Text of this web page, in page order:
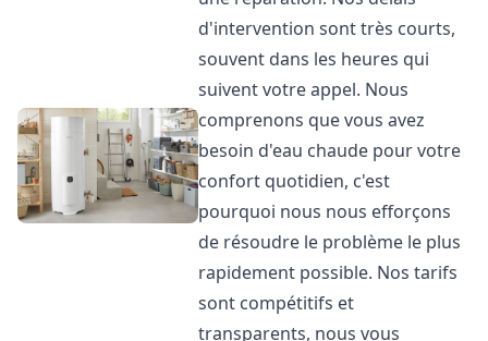
d'intervention sont très courts,
souvent dans les heures qui
suivent votre appel. Nous
comprenons que vous avez
besoin d'eau chaude pour votre
confort quotidien, c'est
pourquoi nous nous efforçons
de résoudre le problème le plus
rapidement possible. Nos tarifs
sont compétitifs et
transparents, nous vous